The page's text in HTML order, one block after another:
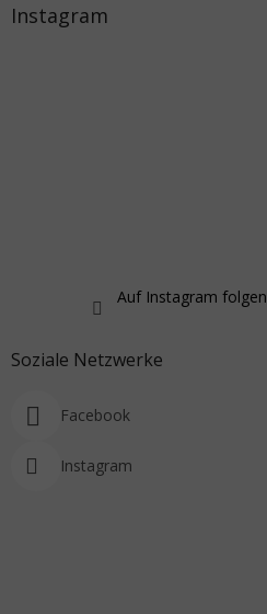
Instagram
Auf Instagram folgen
Soziale Netzwerke
Facebook
Instagram